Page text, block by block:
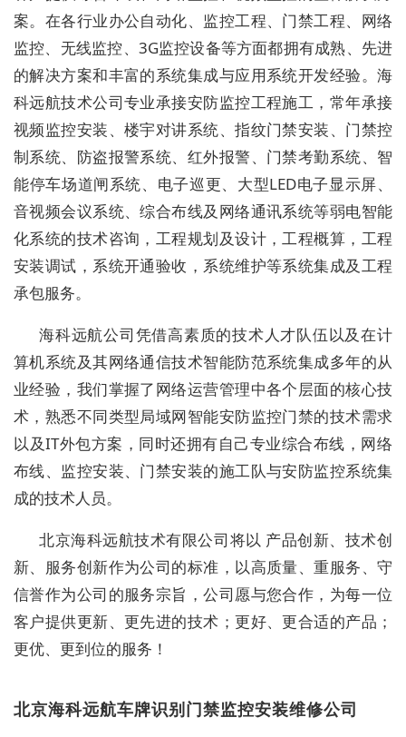
案。在各行业办公自动化、监控工程、门禁工程、网络
监控、无线监控、3G监控设备等方面都拥有成熟、先进
的解决方案和丰富的系统集成与应用系统开发经验。海
科远航技术公司专业承接安防监控工程施工 ， 常年承接
视频监控安装、楼宇对讲系统、指纹门禁安装、门禁控
制系统、防盗报警系统、 红外报警、 门禁考勤系统、 智
能停车场道闸系统、 电子巡更、 大型LED电子显示屏、
音视频会议系统、综合布线及网络通讯系统等弱电智能
化系统的技术咨询 ， 工程规划及设计，工程概算 ， 工程
安装调试 ， 系统开通验收 ， 系统维护等系统集成及工程
承包服务。
海科远航公司凭借高素质的技术人才队伍以及在计
算机系统及其网络通信技术智能防范系统集成多年的从
业经验，我们掌握了网络运营管理中各个层面的核心技
术，熟悉不同类型局域网智能安防监控门禁的技术需求
以及IT外包方案，同时还拥有自己专业综合布线，网络
布线、监控安装、门禁安装的施工队与安防监控系统集
成的技术人员。
北京海科远航技术有限公司将以 产品创新、技术创
新、服务创新作为公司的标准，以高质量、重服务、守
信誉作为公司的服务宗旨，公司愿与您合作，为每一位
客户提供更新、更先进的技术；更好、更合适的产品；
更优、更到位的服务！
北京海科远航车牌识别门禁监控安装维修公司